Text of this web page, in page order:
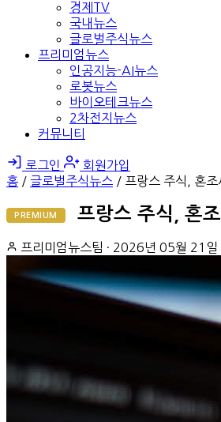
경제TV
국내뉴스
글로벌주식뉴스
프리미엄뉴스
인공지능-AI뉴스
로봇뉴스
바이오테크뉴스
2차전지뉴스
커뮤니티
로그인
회원가입
홈 / 글로벌주식뉴스 / 프랑스 주식, 혼
PREMIUM 프랑스 주식, 혼
프리미엄뉴스팀 · 2026년 05월 21